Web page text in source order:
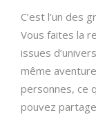
C’est l’un des
Vous faites la
issues
même
personnes, ce
pouvez